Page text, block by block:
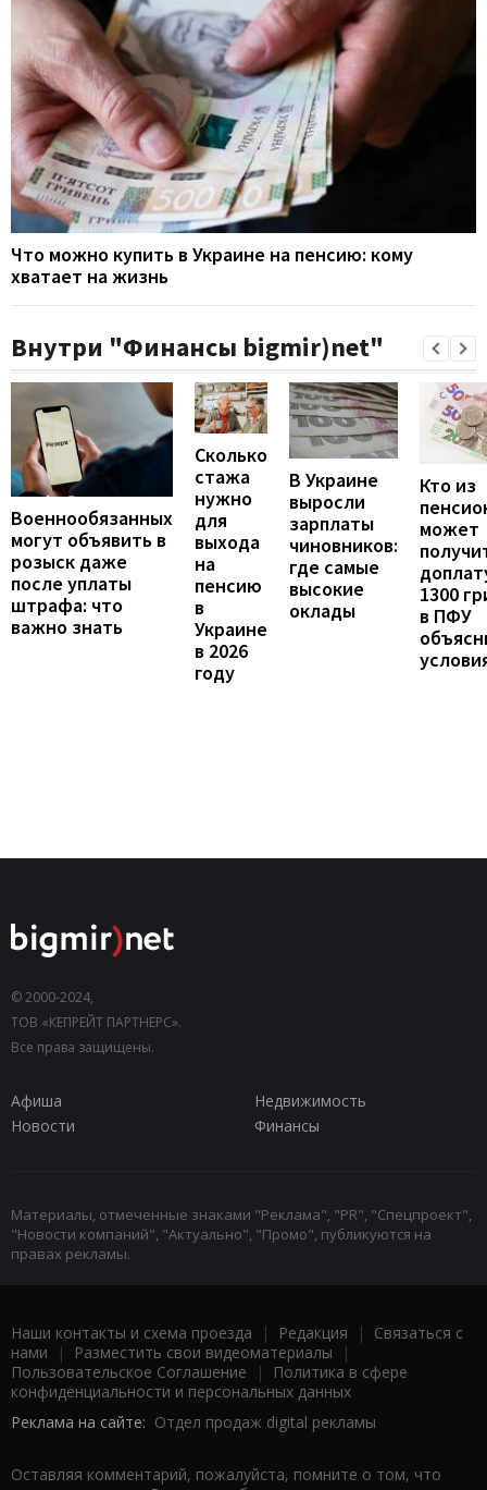
Что можно купить в Украине на пенсию: кому
хватает на жизнь
Внутри "Финансы bigmir)net"
Военнообязанных
могут объявить в
розыск даже
после уплаты
штрафа: что
важно знать
Сколько
стажа
нужно
для
выхода
на
пенсию
в
Украине
в 2026
году
В Украине
выросли
зарплаты
чиновников:
где самые
высокие
оклады
Кто из
может
1300
в ПФУ
© 2000-2024,
ТОВ «КЕПРЕЙТ ПАРТНЕРС».
Все права защищены.
Афиша
Недвижимость
Новости
Финансы
Материалы, отмеченные знаками "Реклама", "PR", "Спецпроект",
"Новости компаний", "Актуально", "Промо", публикуются на
правах рекламы.
Наши контакты и схема проезда | Редакция | Связаться с
нами | Разместить свои видеоматериалы |
Пользовательское Соглашение |
Политика в сфере
конфиденциальности и персональных данных
Реклама на сайте: Отдел продаж digital рекламы
Оставляя комментарий, пожалуйста, помните о том, что